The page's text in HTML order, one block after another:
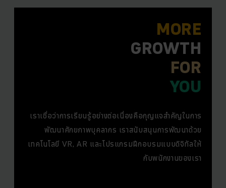
MORE
GROWTH
FOR
YOU
เราเชื่อว่าการเรียนรู้อย่างต่อเนื่องคือกุญแจสำคัญในการ
พัฒนาศักยภาพบุคลากร เราสนับสนุนการพัฒนาด้วย
เทคโนโลยี VR, AR และโปรแกรมฝึกอบรมแบบดิจิทัลให้
กับพนักงานของเรา